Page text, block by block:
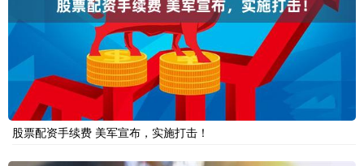
股票配资手续费 美军宣布，实施打击！